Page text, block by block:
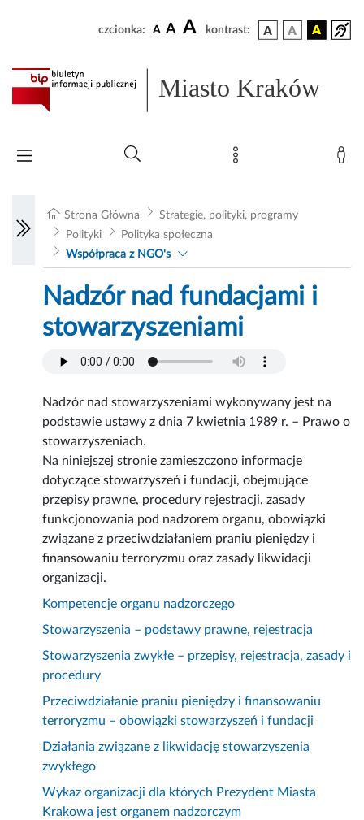
czcionka: A A A kontrast:
Miasto Kraków
Strona Główna
Strategie, polityki, programy
Polityki
Polityka społeczna
Współpraca z NGO's
Nadzór nad fundacjami i
stowarzyszeniami
Nadzór nad stowarzyszeniami wykonywany jest na
podstawie ustawy z dnia 7 kwietnia 1989 r. – Prawo o
stowarzyszeniach.
Na niniejszej stronie zamieszczono informacje
dotyczące stowarzyszeń i fundacji, obejmujące
przepisy prawne, procedury rejestracji, zasady
funkcjonowania pod nadzorem organu, obowiązki
związane z przeciwdziałaniem praniu pieniędzy i
finansowaniu terroryzmu oraz zasady likwidacji
organizacji.
Kompetencje organu nadzorczego
Stowarzyszenia – podstawy prawne, rejestracja
Stowarzyszenia zwykłe – przepisy, rejestracja, zasady i
procedury
Przeciwdziałanie praniu pieniędzy i finansowaniu
terroryzmu – obowiązki stowarzyszeń i fundacji
Działania związane z likwidację stowarzyszenia
zwykłego
Wykaz organizacji dla których Prezydent Miasta
Krakowa jest organem nadzorczym